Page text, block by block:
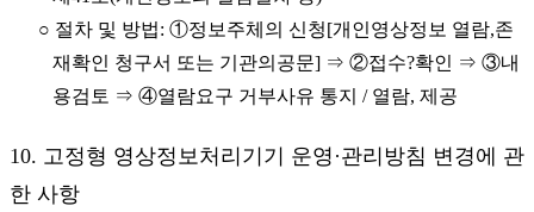
○ 절차 및 방법: ①정보주체의 신청[개인영상정보 열람,존
재확인 청구서 또는 기관의공문] ⇒ ②접수?확인 ⇒ ③내
용검토 ⇒ ④열람요구 거부사유 통지 / 열람, 제공
10. 고정형 영상정보처리기기 운영·관리방침 변경에 관
한 사항